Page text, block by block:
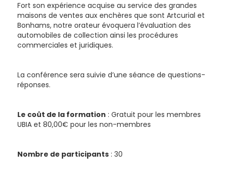
Fort son expérience acquise au service des grandes
maisons de ventes aux enchères que sont Artcurial et
Bonhams, notre orateur évoquera l’évaluation des
automobiles de collection ainsi les procédures
commerciales et juridiques.
La conférence sera suivie d’une séance de questions-
réponses.
Le coût de la formation : Gratuit pour les membres
UBIA et 80,00€ pour les non-membres
Nombre de participants : 30